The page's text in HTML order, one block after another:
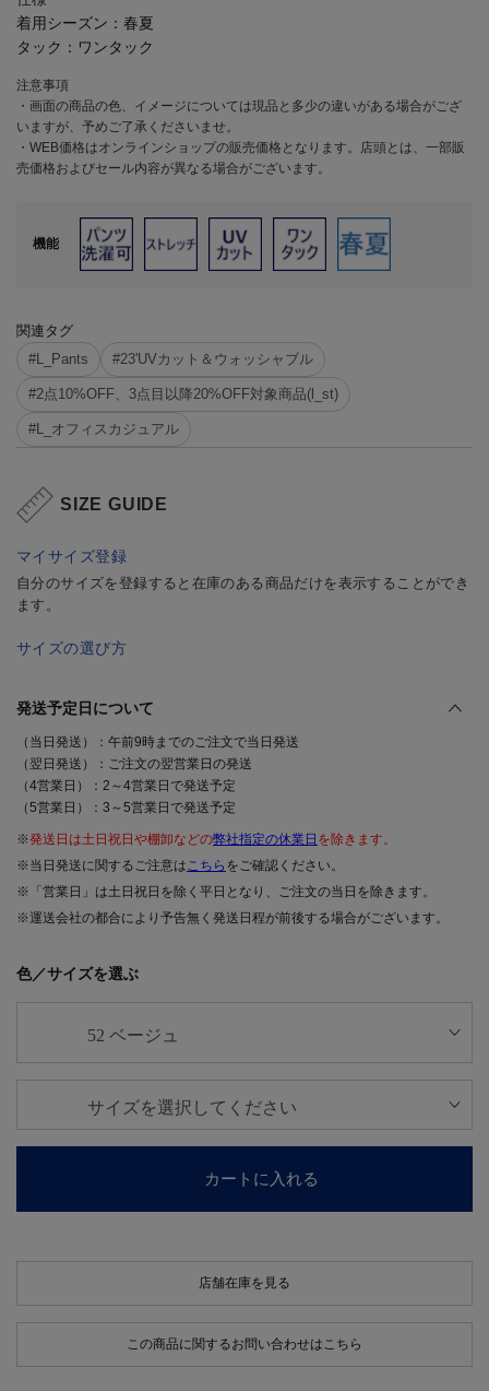
着用シーズン： 春夏
タック： ワンタック
注意事項
・画面の商品の色、イメージについては現品と多少の違いがある場合がござ
いますが、予めご了承くださいませ。
・WEB価格はオンラインショップの販売価格となります。店頭とは、一部販
売価格およびセール内容が異なる場合がございます。
機能
関連タグ
#L_Pants
#23'UVカット＆ウォッシャブル
#2点10%OFF、3点目以降20%OFF対象商品(l_st)
#L_オフィスカジュアル
SIZE GUIDE
マイサイズ登録
自分のサイズを登録すると在庫のある商品だけを表示することができ
ます。
サイズの選び方
発送予定日について
（当日発送）：午前9時までのご注文で当日発送
（翌日発送）：ご注文の翌営業日の発送
（4営業日）：2～4営業日で発送予定
（5営業日）：3～5営業日で発送予定
※発送日は土日祝日や棚卸などの弊社指定の休業日 を除きます。
※当日発送に関するご注意はこちら をご確認ください。
※「営業日」は土日祝日を除く平日となり、ご注文の当日を除きます。
※運送会社の都合により予告無く発送日程が前後する場合がございます。
色／サイズを選ぶ
カートに入れる
店舗在庫を見る
この商品に関するお問い合わせはこちら